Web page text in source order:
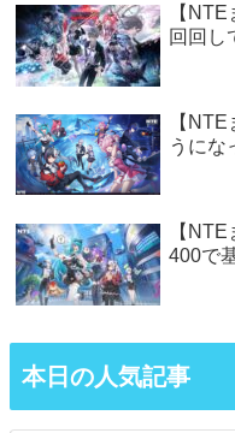
【
回回し
【
うにな
【
400で
本日の人気記事